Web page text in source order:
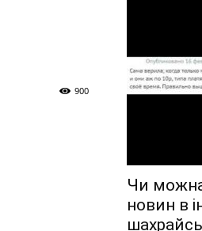
900
Чи
новин в